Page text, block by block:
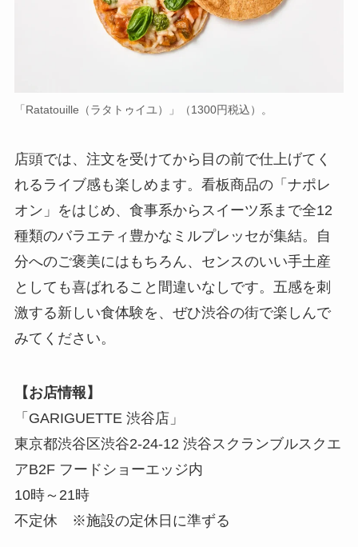
「Ratatouille（ラタトゥイユ）」（1300円税込）。
店頭では、注文を受けてから目の前で仕上げてく
れるライブ感も楽しめます。看板商品の「ナポレ
オン」をはじめ、食事系からスイーツ系まで全12
種類のバラエティ豊かなミルプレッセが集結。自
分へのご褒美にはもちろん、センスのいい手土産
としても喜ばれること間違いなしです。五感を刺
激する新しい食体験を、ぜひ渋谷の街で楽しんで
みてください。
【お店情報】
「GARIGUETTE 渋谷店」
東京都渋谷区渋谷2-24-12 渋谷スクランブルスクエ
アB2F フードショーエッジ内
10時～21時
不定休 ※施設の定休日に準ずる